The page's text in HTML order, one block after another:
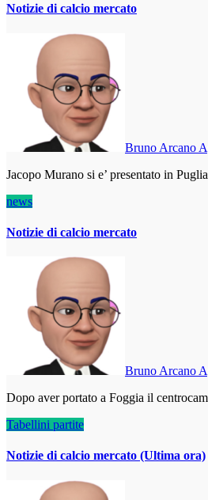
Notizie di calcio mercato
Bruno Arcano
Jacopo Murano si e’ presentato in
news
Notizie di calcio mercato
Bruno Arcano
Dopo aver portato a Foggia il
Tabellini partite
Notizie di calcio mercato (Ultima ora)